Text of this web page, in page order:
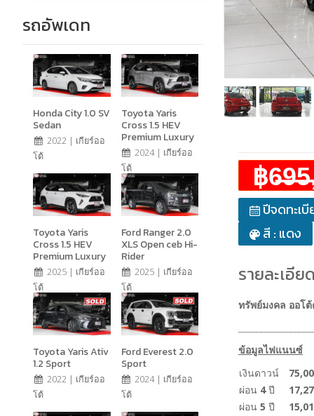
รถอัพเดท
Honda City 1.0 SV
Sedan
2022 | เกียร์ออ
โต้
Toyota Yaris
Cross 1.5 HEV
Premium Luxury
2024 | เกียร์ออ
โต้
Toyota Yaris
Cross 1.5 HEV
Premium Luxury
2025 | เกียร์ออ
โต้
Ford Ranger 2.0
XLS Open ceb Hi-
Rider
2025 | เกียร์ออ
โต้
Toyota Yaris Ativ
1.2 Sport
2022 | เกียร์ออ
โต้
Ford Everest 2.0
Sport
2024 | เกียร์ออ
โต้
฿
ปีจดทะเบี
สี : แดง
รายละเอี
ทรัพย์มงคล ออโ
ข้อมูลไฟแนนซ์
เงินดาวน์
ผ่อน 4ปี
ผ่อน 5 ปี